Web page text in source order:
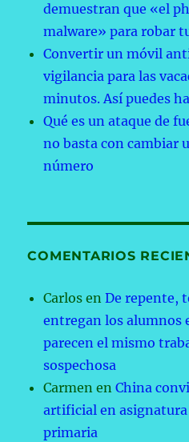
demuestran que «el
malware» para robar
Convertir un móvil
vigilancia para las
minutos. Así puedes
Qué es un ataque de
no basta con cambiar
número
COMENTARIOS
Carlos enDe repente,
entregan los alumnos
parecen el mismo
sospechosa
Carmen enChina
artificial en
primaria